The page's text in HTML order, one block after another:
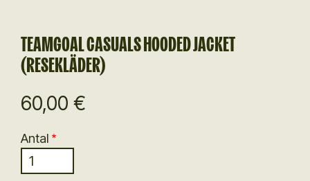
TEAMGOAL CASUALS HOODED JACKET
(RESEKLÄDER)
60,00 €
Antal